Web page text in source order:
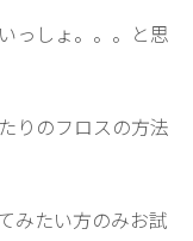
っしょ。。。と思
りのフロスの方法
みたい方のみお試